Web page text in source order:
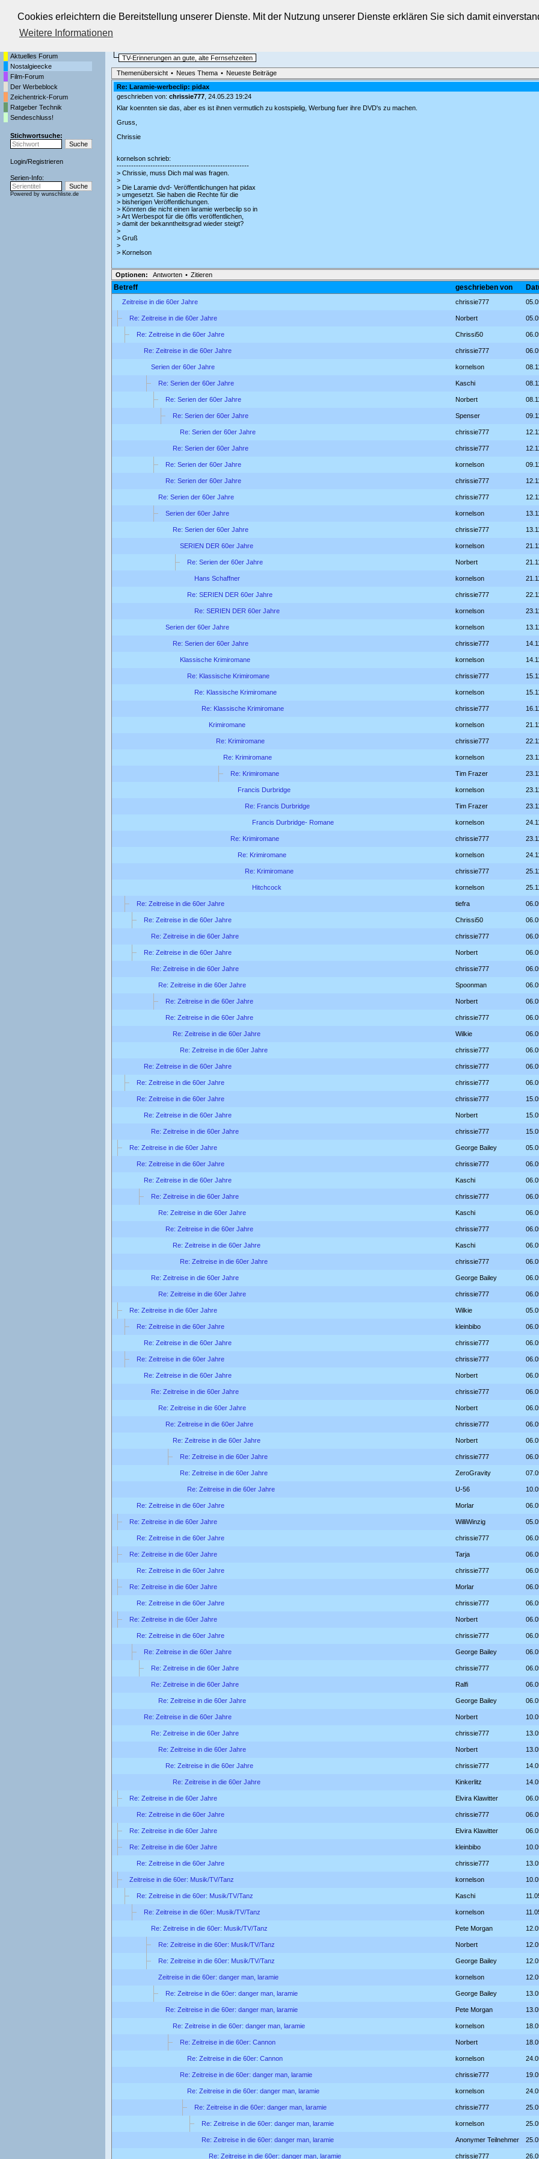
Cookies erleichtern die Bereitstellung unserer Dienste. Mit der Nutzung unserer Dienste erklären Sie sich damit
Weitere Informationen
Die Fernseh-Diskussionsforen von
Aktuelles Forum
Nostalgieecke
Film-Forum
Der Werbeblock
Zeichentrick-Forum
Ratgeber Technik
Sendeschluss!
Stichwortsuche:
Login/Registrieren
Serien-Info:
Powered by wunschliste.de
TV-Erinnerungen an gute, alte Fernsehzeiten
Themenübersicht • Neues Thema • Neueste Beiträge
Re: Laramie-werbeclip: pidax
geschrieben von: chrissie777, 24.05.23 19:24
Klar koennten sie das, aber es ist ihnen vermutlich zu kostspielig, Werbung fuer ihre DVD's zu machen.
Gruss,
Chrissie
kornelson schrieb:
-------------------------------------------------------
> Chrissie, muss Dich mal was fragen.
>
> Die Laramie dvd- Veröffentlichungen hat pidax
> umgesetzt. Sie haben die Rechte für die
> bisherigen Veröffentlichungen.
> Könnten die nicht einen laramie werbeclip so in
> Art Werbespot für die öffis veröffentlichen,
> damit der bekanntheitsgrad wieder steigt?
>
> Gruß
>
> Kornelson
Optionen: Antworten • Zitieren
Betreff geschrieben von
Zeitreise in die 60er Jahre chrissie777
Re: Zeitreise in die 60er Jahre Norbert
Re: Zeitreise in die 60er Jahre Chrissi50
Re: Zeitreise in die 60er Jahre chrissie777
Serien der 60er Jahre kornelson
Re: Serien der 60er Jahre Kaschi
Re: Serien der 60er Jahre Norbert
Re: Serien der 60er Jahre Spenser
Re: Serien der 60er Jahre chrissie777
Re: Serien der 60er Jahre chrissie777
Re: Serien der 60er Jahre kornelson
Re: Serien der 60er Jahre chrissie777
Re: Serien der 60er Jahre chrissie777
Serien der 60er Jahre kornelson
Re: Serien der 60er Jahre chrissie777
SERIEN DER 60er Jahre kornelson
Re: Serien der 60er Jahre Norbert
Hans Schaffner kornelson
Re: SERIEN DER 60er Jahre chrissie777
Re: SERIEN DER 60er Jahre kornelson
Serien der 60er Jahre kornelson
Re: Serien der 60er Jahre chrissie777
Klassische Krimiromane kornelson
Re: Klassische Krimiromane chrissie777
Re: Klassische Krimiromane kornelson
Re: Klassische Krimiromane chrissie777
Krimiromane kornelson
Re: Krimiromane chrissie777
Re: Krimiromane kornelson
Re: Krimiromane Tim Frazer
Francis Durbridge kornelson
Re: Francis Durbridge Tim Frazer
Francis Durbridge- Romane kornelson
Re: Krimiromane chrissie777
Re: Krimiromane kornelson
Re: Krimiromane chrissie777
Hitchcock kornelson
Re: Zeitreise in die 60er Jahre tiefra
Re: Zeitreise in die 60er Jahre Chrissi50
Re: Zeitreise in die 60er Jahre chrissie777
Re: Zeitreise in die 60er Jahre Norbert
Re: Zeitreise in die 60er Jahre chrissie777
Re: Zeitreise in die 60er Jahre Spoonman
Re: Zeitreise in die 60er Jahre Norbert
Re: Zeitreise in die 60er Jahre chrissie777
Re: Zeitreise in die 60er Jahre Wilkie
Re: Zeitreise in die 60er Jahre chrissie777
Re: Zeitreise in die 60er Jahre chrissie777
Re: Zeitreise in die 60er Jahre chrissie777
Re: Zeitreise in die 60er Jahre chrissie777
Re: Zeitreise in die 60er Jahre Norbert
Re: Zeitreise in die 60er Jahre chrissie777
Re: Zeitreise in die 60er Jahre George Bailey
Re: Zeitreise in die 60er Jahre chrissie777
Re: Zeitreise in die 60er Jahre Kaschi
Re: Zeitreise in die 60er Jahre chrissie777
Re: Zeitreise in die 60er Jahre Kaschi
Re: Zeitreise in die 60er Jahre chrissie777
Re: Zeitreise in die 60er Jahre Kaschi
Re: Zeitreise in die 60er Jahre chrissie777
Re: Zeitreise in die 60er Jahre George Bailey
Re: Zeitreise in die 60er Jahre chrissie777
Re: Zeitreise in die 60er Jahre Wilkie
Re: Zeitreise in die 60er Jahre kleinbibo
Re: Zeitreise in die 60er Jahre chrissie777
Re: Zeitreise in die 60er Jahre chrissie777
Re: Zeitreise in die 60er Jahre Norbert
Re: Zeitreise in die 60er Jahre chrissie777
Re: Zeitreise in die 60er Jahre Norbert
Re: Zeitreise in die 60er Jahre chrissie777
Re: Zeitreise in die 60er Jahre Norbert
Re: Zeitreise in die 60er Jahre chrissie777
Re: Zeitreise in die 60er Jahre ZeroGravity
Re: Zeitreise in die 60er Jahre U-56
Re: Zeitreise in die 60er Jahre Morlar
Re: Zeitreise in die 60er Jahre WilliWinzig
Re: Zeitreise in die 60er Jahre chrissie777
Re: Zeitreise in die 60er Jahre Tarja
Re: Zeitreise in die 60er Jahre chrissie777
Re: Zeitreise in die 60er Jahre Morlar
Re: Zeitreise in die 60er Jahre chrissie777
Re: Zeitreise in die 60er Jahre Norbert
Re: Zeitreise in die 60er Jahre chrissie777
Re: Zeitreise in die 60er Jahre George Bailey
Re: Zeitreise in die 60er Jahre chrissie777
Re: Zeitreise in die 60er Jahre Ralfi
Re: Zeitreise in die 60er Jahre George Bailey
Re: Zeitreise in die 60er Jahre Norbert
Re: Zeitreise in die 60er Jahre chrissie777
Re: Zeitreise in die 60er Jahre Norbert
Re: Zeitreise in die 60er Jahre chrissie777
Re: Zeitreise in die 60er Jahre Kinkerlitz
Re: Zeitreise in die 60er Jahre Elvira Klawitter
Re: Zeitreise in die 60er Jahre chrissie777
Re: Zeitreise in die 60er Jahre Elvira Klawitter
Re: Zeitreise in die 60er Jahre kleinbibo
Re: Zeitreise in die 60er Jahre chrissie777
Zeitreise in die 60er: Musik/TV/Tanz kornelson
Re: Zeitreise in die 60er: Musik/TV/Tanz Kaschi
Re: Zeitreise in die 60er: Musik/TV/Tanz kornelson
Re: Zeitreise in die 60er: Musik/TV/Tanz Pete Morgan
Re: Zeitreise in die 60er: Musik/TV/Tanz Norbert
Re: Zeitreise in die 60er: Musik/TV/Tanz George Bailey
Zeitreise in die 60er: danger man, laramie kornelson
Re: Zeitreise in die 60er: danger man, laramie George Bailey
Re: Zeitreise in die 60er: danger man, laramie Pete Morgan
Re: Zeitreise in die 60er: danger man, laramie kornelson
Re: Zeitreise in die 60er: Cannon Norbert
Re: Zeitreise in die 60er: Cannon kornelson
Re: Zeitreise in die 60er: danger man, laramie chrissie777
Re: Zeitreise in die 60er: danger man, laramie kornelson
Re: Zeitreise in die 60er: danger man, laramie chrissie777
Re: Zeitreise in die 60er: danger man, laramie kornelson
Re: Zeitreise in die 60er: danger man, laramie Anonymer Teilnehmer
Re: Zeitreise in die 60er: danger man, laramie chrissie777